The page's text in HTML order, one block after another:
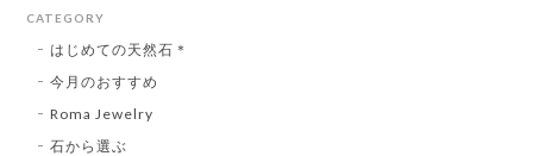
CATEGORY
はじめての天然石＊
今月のおすすめ
Roma Jewelry
石から選ぶ